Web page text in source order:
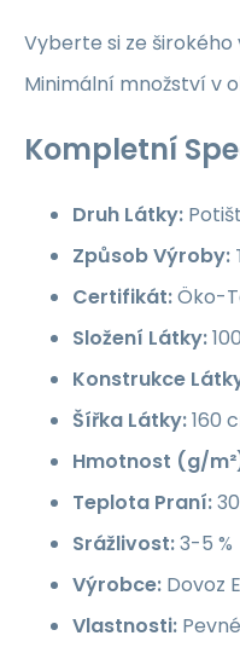
Vyberte si ze
Minimální množství v
Kompletní
Druh Látky:
Způsob Výroby:
Certifikát:Öko-
Složení Látky:
Konstrukce
Šířka Látky:160
Hmotnost (g/
Teplota Praní:
Srážlivost:3-5 %
Výrobce: Dovoz
Vlastnosti: